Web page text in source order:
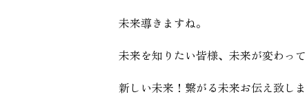
未来導きますね。
未来を知りたい皆様、未来が変わっ
新しい未来！繋がる未来お伝え致しま